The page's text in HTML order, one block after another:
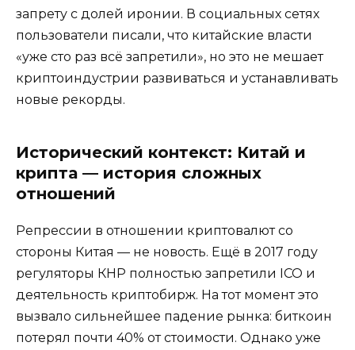
запрету с долей иронии. В социальных сетях
пользователи писали, что китайские власти
«уже сто раз всё запретили», но это не мешает
криптоиндустрии развиваться и устанавливать
новые рекорды.
Исторический контекст: Китай и
крипта — история сложных
отношений
Репрессии в отношении криптовалют со
стороны Китая — не новость. Ещё в 2017 году
регуляторы КНР полностью запретили ICO и
деятельность криптобирж. На тот момент это
вызвало сильнейшее падение рынка: биткоин
потерял почти 40% от стоимости. Однако уже